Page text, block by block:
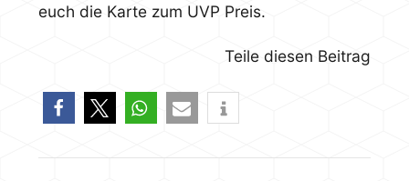
euch die Karte zum UVP Preis.
Teile diesen Beitrag